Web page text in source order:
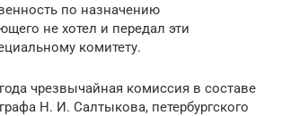
по назначению
не хотел и передал эти
комитету.
года чрезвычайная комиссия в составе
Н. И. Салтыкова, петербургского